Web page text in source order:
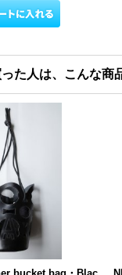
た人は、こんな商